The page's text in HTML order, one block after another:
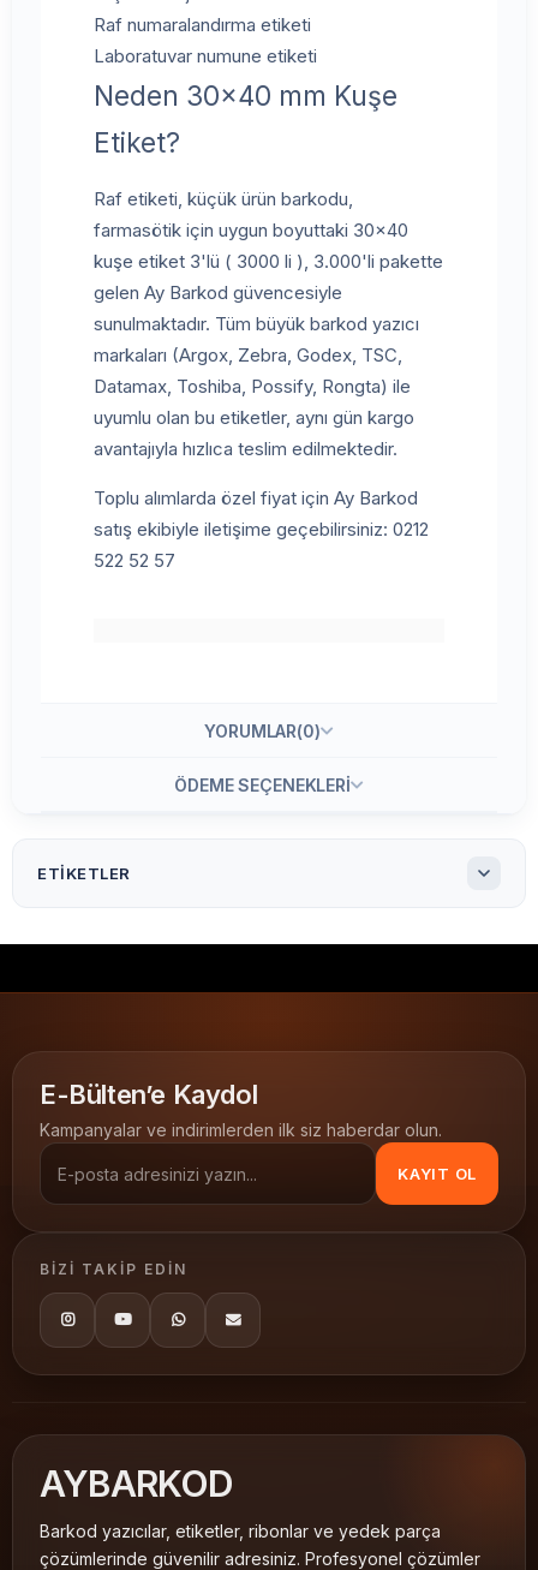
Raf numaralandırma etiketi
Laboratuvar numune etiketi
Neden 30x40 mm Kuşe
Etiket?
Raf etiketi, küçük ürün barkodu,
farmasötik için uygun boyuttaki 30x40
kuşe etiket 3'lü ( 3000 li ), 3.000'li pakette
gelen Ay Barkod güvencesiyle
sunulmaktadır. Tüm büyük barkod yazıcı
markaları (Argox, Zebra, Godex, TSC,
Datamax, Toshiba, Possify, Rongta) ile
uyumlu olan bu etiketler, aynı gün kargo
avantajıyla hızlıca teslim edilmektedir.
Toplu alımlarda özel fiyat için Ay Barkod
satış ekibiyle iletişime geçebilirsiniz: 0212
522 52 57
YORUMLAR(0)
ÖDEME SEÇENEKLERI
ETIKETLER
30x40 barkod etiketi
Kuşe Etiketler
E-Bülten’e Kaydol
Kampanyalar ve indirimlerden ilk siz haberdar olun.
KAYIT OL
BIZI TAKIP EDIN
AYBARKOD
Barkod yazıcılar, etiketler, ribonlar ve yedek parça
çözümlerinde güvenilir adresiniz. Profesyonel çözümler